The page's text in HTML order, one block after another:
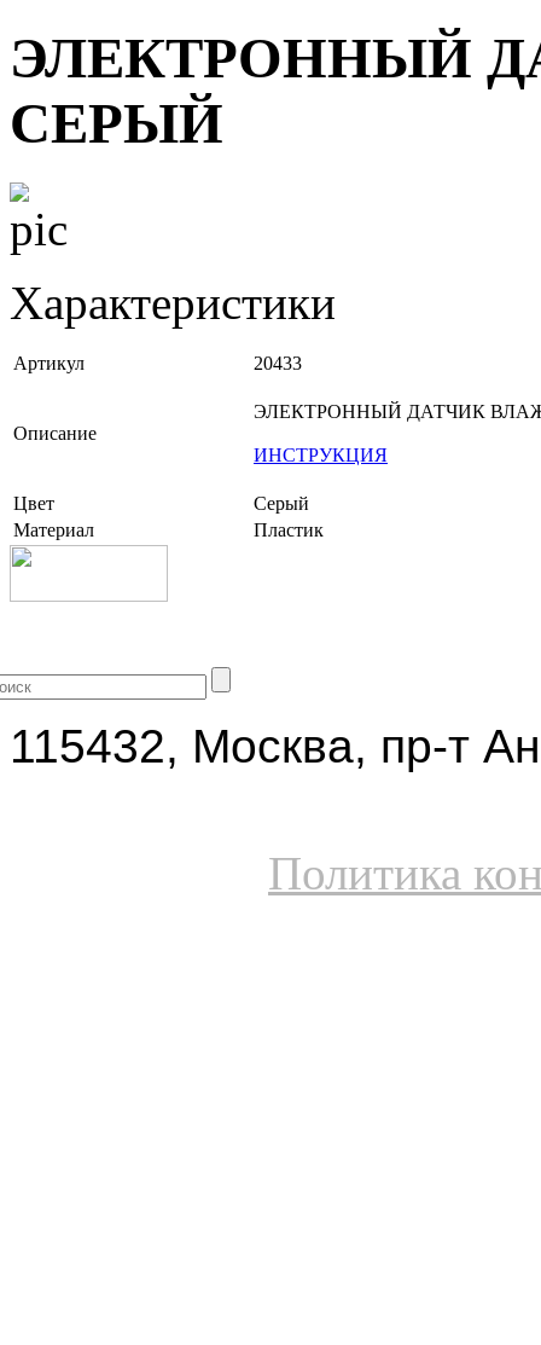
ЭЛЕКТРОННЫЙ
СЕРЫЙ
Характеристики
Артикул 20433
Описание
ЭЛЕКТРОННЫЙ ДАТЧИК
ИНСТРУКЦИЯ
Цвет
Серый
Материал
Пластик
115432, Москва, пр-т
Политика